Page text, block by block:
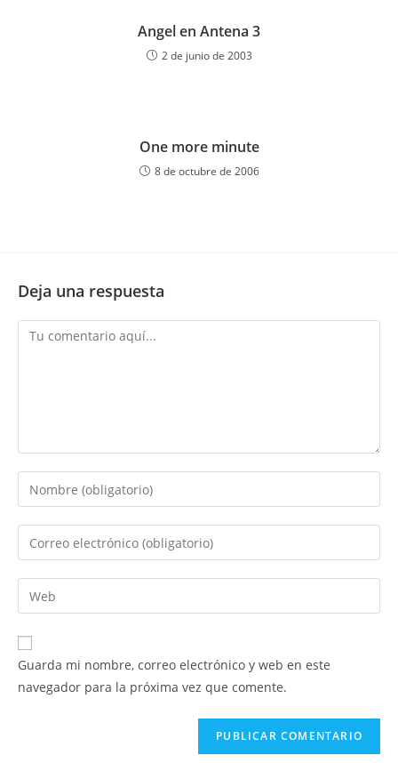
Angel en Antena 3
2 de junio de 2003
One more minute
8 de octubre de 2006
Deja una respuesta
Comentario
Introduce
tu
nombre
de
usuario
para
comentar
Introduce
tu
dirección
de
electrónico
para
comentar
Introduce
la
URL
de
Guarda mi nombre, correo electrónico y web en este
navegador para la próxima vez que comente.